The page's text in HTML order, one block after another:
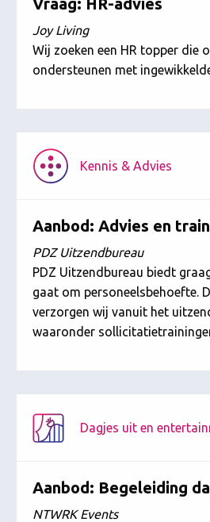
Vraag: HR-advies
Joy Living
Wij zoeken een HR topper die
ondersteunen met
Kennis & Advies
Aanbod: Advies en
PDZ Uitzendbureau
PDZ Uitzendbureau biedt
gaat om personeelsbehoefte.
verzorgen wij vanuit het
waaronder
Dagjes uit en
Aanbod: Begeleiding
NTWRK Events